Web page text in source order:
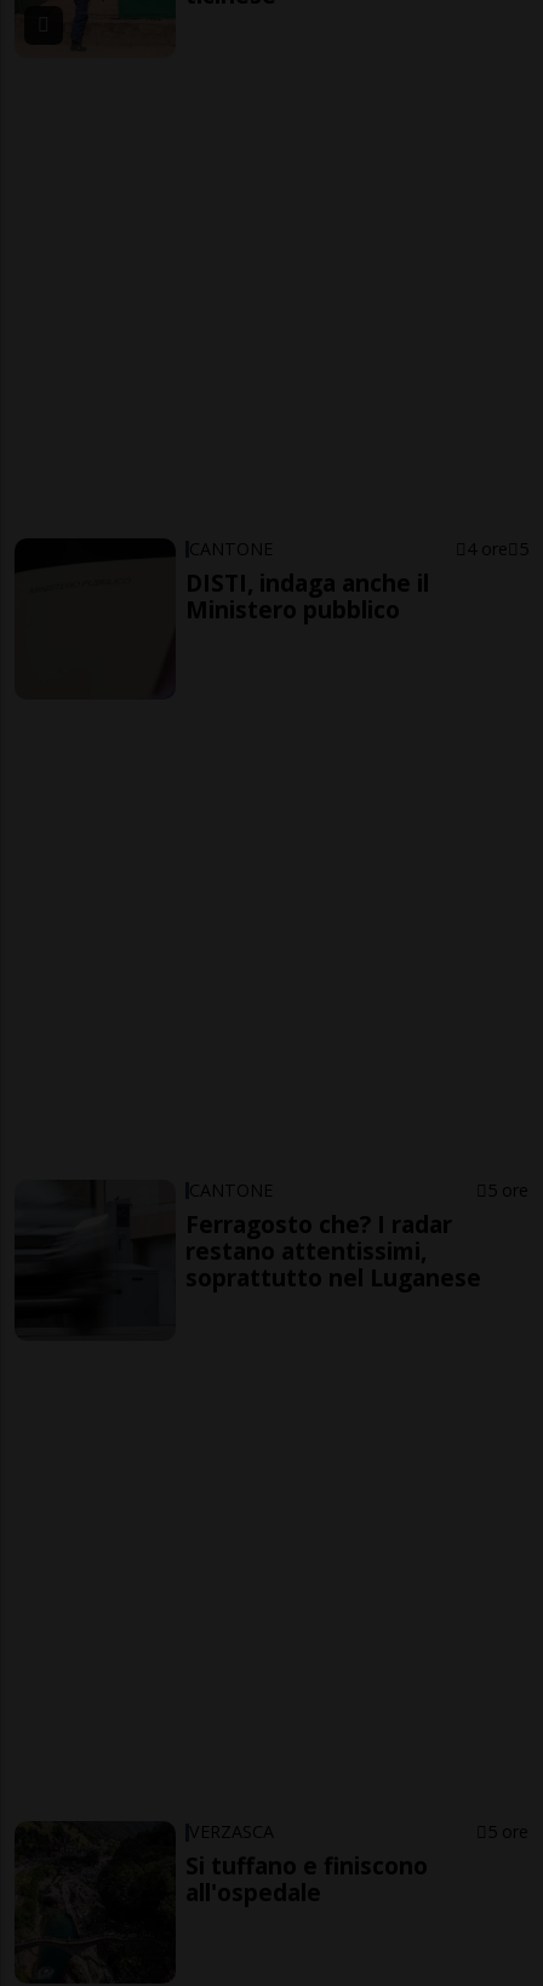
CANTONE 4 ore 5
DISTI, indaga anche il
Ministero pubblico
CANTONE 5 ore
Ferragosto che? I radar
restano attentissimi,
soprattutto nel Luganese
VERZASCA 5 ore
Si tuffano e finiscono
all'ospedale